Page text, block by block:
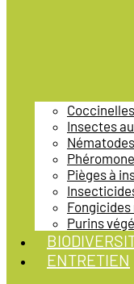
Coccinelles
Insectes
Nématodes
Pièges à
Purins
ENTRETIEN